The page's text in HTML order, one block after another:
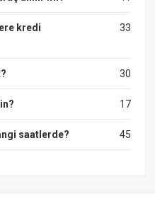
33
kredi
30
17
45
saatlerde?